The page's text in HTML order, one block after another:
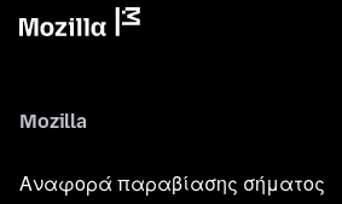
Mozilla
Αναφορά παραβίασης σήματος